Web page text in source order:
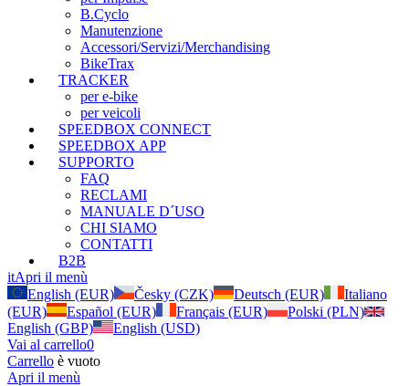
B.Cyclo
Manutenzione
Accessori/Servizi/Merchandising
BikeTrax
TRACKER
per e-bike
per veicoli
SPEEDBOX CONNECT
SPEEDBOX APP
SUPPORTO
FAQ
RECLAMI
MANUALE D´USO
CHI SIAMO
CONTATTI
B2B
itApri il menù
English (EUR)
Česky (CZK) Deutsch (EUR)
Italiano
(EUR)
Español (EUR) Français (EUR)
Polski (PLN)
English (GBP)
English (USD)
Vai al carrello0
Carrello è vuoto
Apri il menù